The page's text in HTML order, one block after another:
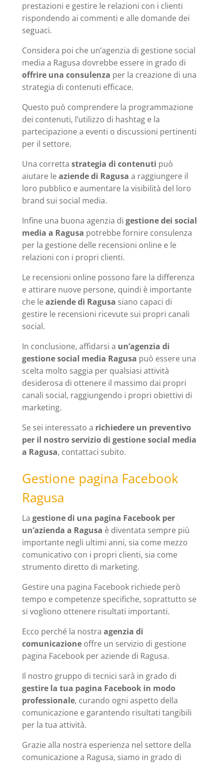
prestazioni e gestire le relazioni con i clienti
rispondendo ai commenti e alle domande dei
seguaci.
Considera poi che un’agenzia di gestione social
media a Ragusa dovrebbe essere in grado di
offrire una consulenza per la creazione di una
strategia di contenuti efficace.
Questo può comprendere la programmazione
dei contenuti, l’utilizzo di hashtag e la
partecipazione a eventi o discussioni pertinenti
per il settore.
Una corretta strategia di contenuti può
aiutare leaziende di Ragusa a raggiungere il
loro pubblico e aumentare la visibilità del loro
brand sui social media.
Infine una buona agenzia di gestione dei social
media a Ragusa potrebbe fornire consulenza
per la gestione delle recensioni online e le
relazioni con i propri clienti.
Le recensioni online possono fare la differenza
e attirare nuove persone, quindi è importante
che leaziende di Ragusa siano capaci di
gestire le recensioni ricevute sui propri canali
social.
In conclusione, affidarsi a un’agenzia di
gestione social media Ragusa può essere una
scelta molto saggia per qualsiasi attività
desiderosa di ottenere il massimo dai propri
canali social, raggiungendo i propri obiettivi di
marketing.
Se sei interessato a richiedere un preventivo
per il nostro servizio di gestione social media
a Ragusa, contattaci subito.
Gestione pagina Facebook
Ragusa
La gestione di una pagina Facebook per
un’azienda a Ragusa è diventata sempre più
importante negli ultimi anni, sia come mezzo
comunicativo con i propri clienti, sia come
strumento diretto di marketing.
Gestire una pagina Facebook richiede però
tempo e competenze specifiche, soprattutto se
si vogliono ottenere risultati importanti.
Ecco perché la nostra agenzia di
comunicazioneoffre un servizio di gestione
pagina Facebook per aziende di Ragusa.
Il nostro gruppo di tecnici sarà in grado di
gestire la tua pagina Facebook in modo
professionale, curando ogni aspetto della
comunicazione e garantendo risultati tangibili
per la tua attività.
Grazie alla nostra esperienza nel settore della
comunicazione a Ragusa, siamo in grado di